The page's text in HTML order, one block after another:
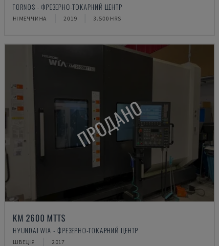
TORNOS - ФРЕЗЕРНО-ТОКАРНИЙ ЦЕНТР
НІМЕЧЧИНА 2019 3.500 HRS
ПРОДАНО
KM 2600 MTTS
HYUNDAI WIA - ФРЕЗЕРНО-ТОКАРНИЙ ЦЕНТР
ШВЕЦІЯ 2017